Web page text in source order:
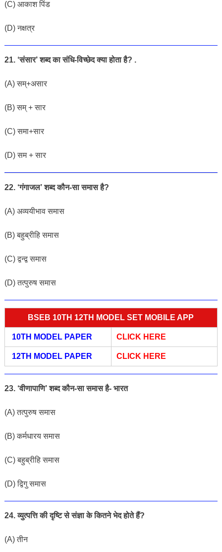
(C) आकाश पिंड
(D) नक्षत्र
21. ‘संसार’ शब्द का संधि-विच्छेद क्या होता है? .
(A) सम्+असार
(B) सम् + सार
(C) समा+सार
(D) सम + सार
22. ‘गंगाजल’ शब्द कौन-सा समास है?
(A) अव्ययीभाव समास
(B) बहुब्रीहि समास
(C) द्वन्द्व समास
(D) तत्पुरुष समास
BSEB 10TH 12TH MODEL SET MOBILE APP
10TH MODEL PAPER CLICK HERE
12TH MODEL PAPER CLICK HERE
23. ‘वीणापाणि’ शब्द कौन-सा समास है- भारत
(A) तत्पुरुष समास
(B) कर्मधारय समास
(C) बहुब्रीहि समास
(D) द्विगु समास
24. व्युत्पत्ति की दृष्टि से संज्ञा के कितने भेद होते हैं?
(A) तीन